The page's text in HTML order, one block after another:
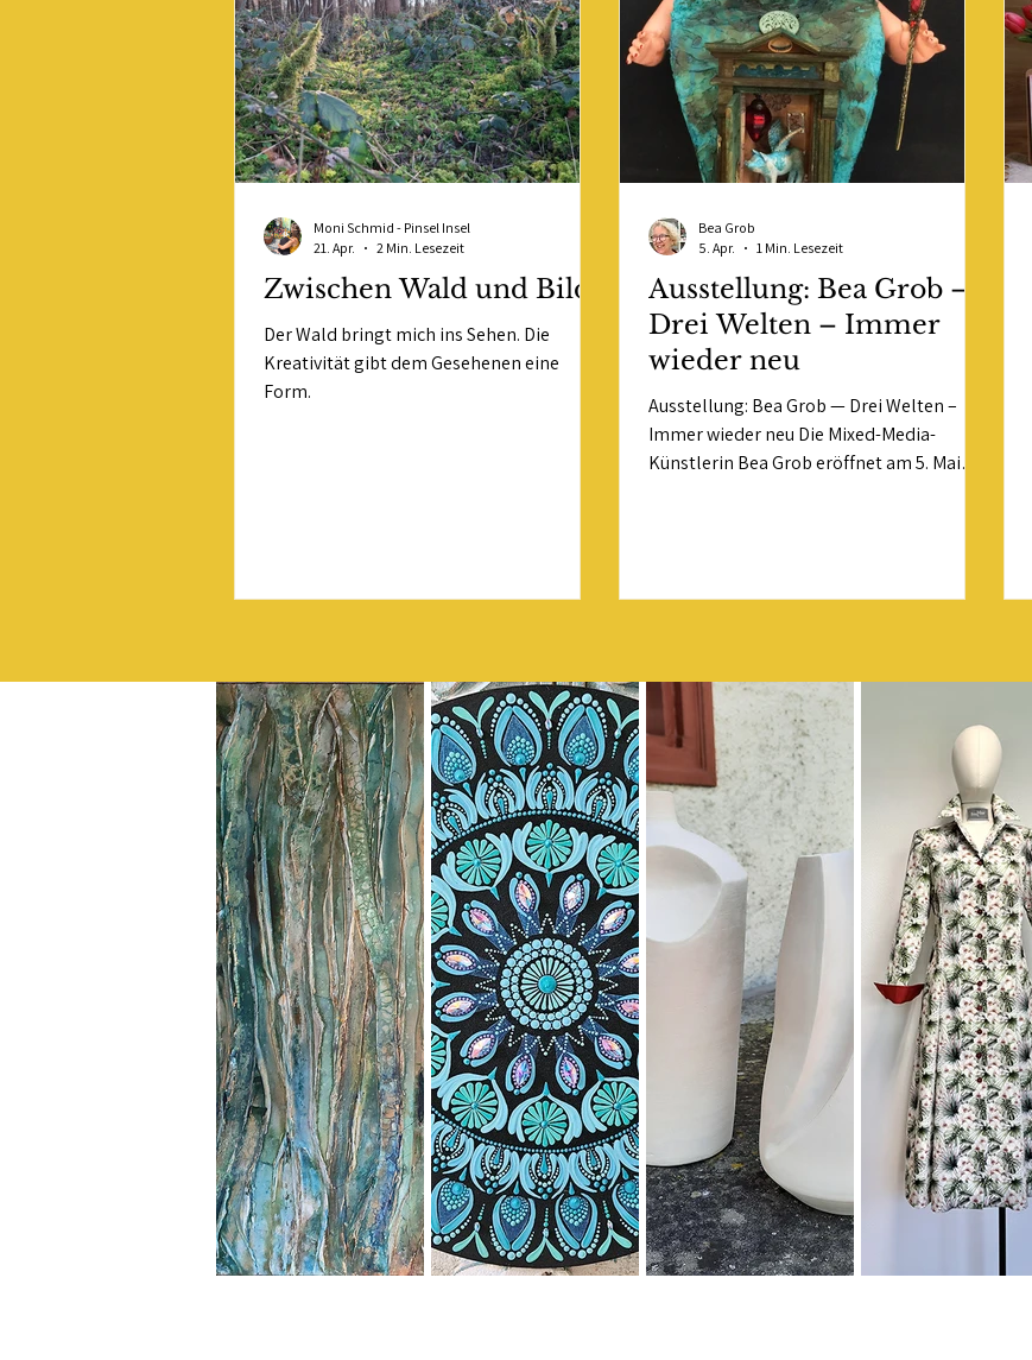
Zwischen Wald und Bild
Der Wald bringt mich ins Sehen. Die
Kreativität gibt dem Gesehenen eine
Form.
Moni Schmid - Pinsel Insel
21. Apr.
2 Min. Lesezeit
Ausstellung: Bea Grob —
Drei Welten – Immer
wieder neu
Ausstellung: Bea Grob — Drei Welten –
Immer wieder neu Die Mixed-Media-
Künstlerin Bea Grob eröffnet am 5. Mai
Malerei, Assemblagen und Art Journaling.
ohne sich je zu wiederholen. Jedes Werk
entsteht intuitiv und prozessorientiert:
Schi
Bea Grob
5. Apr.
1 Min. Lesezeit